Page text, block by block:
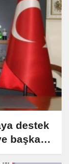
destek
başkanı